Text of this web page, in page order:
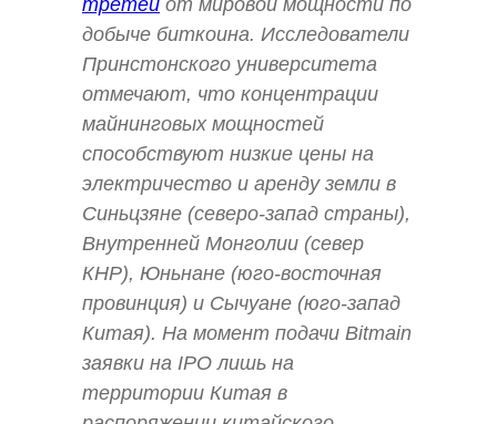
добыче биткоина. Исследователи
Принстонского университета
отмечают, что концентрации
майнинговых мощностей
способствуют низкие цены на
электричество и аренду земли в
Синьцзяне (северо-запад страны),
Внутренней Монголии (север
КНР), Юньнане (юго-восточная
провинция) и Сычуане (юго-запад
Китая). На момент подачи Bitmain
заявки на IPO лишь на
территории Китая в